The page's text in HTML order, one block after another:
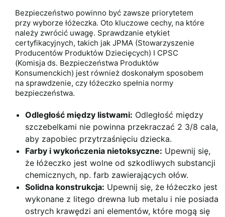
Bezpieczeństwo powinno być zawsze priorytetem
przy wyborze łóżeczka. Oto kluczowe cechy, na które
należy zwrócić uwagę. Sprawdzanie etykiet
certyfikacyjnych, takich jak JPMA (Stowarzyszenie
Producentów Produktów Dziecięcych) I CPSC
(Komisja ds. Bezpieczeństwa Produktów
Konsumenckich) jest również doskonałym sposobem
na sprawdzenie, czy łóżeczko spełnia normy
bezpieczeństwa.
Odległość między listwami: Odległość między
szczebelkami nie powinna przekraczać 2 3/8 cala,
aby zapobiec przytrzaśnięciu dziecka.
Farby i wykończenia nietoksyczne: Upewnij się,
że łóżeczko jest wolne od szkodliwych substancji
chemicznych, np. farb zawierających ołów.
Solidna konstrukcja: Upewnij się, że łóżeczko jest
wykonane z litego drewna lub metalu i nie posiada
ostrych krawędzi ani elementów, które mogą się